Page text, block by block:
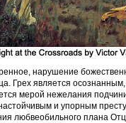
нарушение
Грех является
мерой нежелания
и упорным
любвеобильного плана